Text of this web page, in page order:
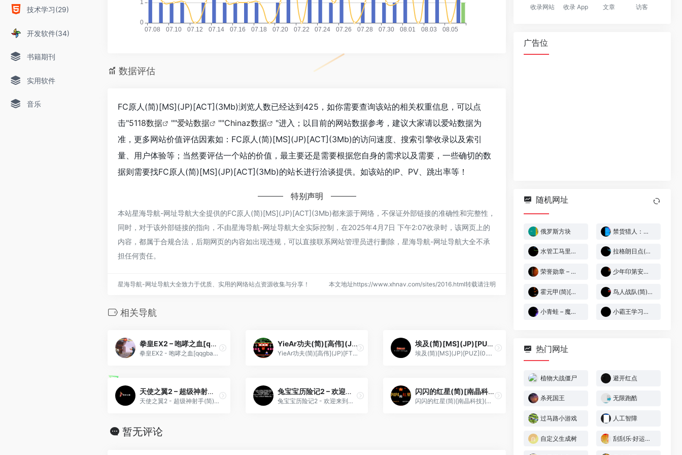
技术学习(29)
开发软件(34)
书籍期刊
实用软件
音乐
数据评估
FC原人(简)[MS](JP)[ACT](3Mb)浏览人数已经达到425，如你需要查询该站的相关权重信息，可以点
击"5118数据 ""爱站数据 ""Chinaz数据
"进入；以目前的网站数据参考，建议大家请以爱站数据为
准，更多网站价值评估因素如：FC原人(简)[MS](JP)[ACT](3Mb)的访问速度、搜索引擎收录以及索引
量、用户体验等；当然要评估一个站的价值，最主要还是需要根据您自身的需求以及需要，一些确切的数
据则需要找FC原人(简)[MS](JP)[ACT](3Mb)的站长进行洽谈提供。如该站的IP、PV、跳出率等！
特别声明
本站星海导航-网址导航大全提供的FC原人(简)[MS](JP)[ACT](3Mb)都来源于网络，不保证外部链接的准确性和完整性，
同时，对于该外部链接的指向，不由星海导航-网址导航大全实际控制，在2025年4月7日 下午2:07收录时，该网页上的
内容，都属于合规合法，后期网页的内容如出现违规，可以直接联系网站管理员进行删除，星海导航-网址导航大全不承
担任何责任。
星海导航-网址导航大全致力于优质、实用的网络站点资源收集与分享！ 本文地址https://www.xhnav.com/sites/2016.html转载请注明
相关导航
拳皇EX2 – 咆哮之血[qqgba](简)(JP)(63.29Mb)
拳皇EX2 - 咆哮之血[qqgba](简)(JP)(63.29Mb)
YieAr功夫(简)[高伟](JP)[FTG](0.18Mb)
YieAr功夫(简)[高伟](JP)[FTG](0.18Mb)
埃及(简)[MS](JP)[PUZ](0.5Mb)
埃及(简)[MS](JP)[PUZ](0.5Mb)
天使之翼2 – 超级神射手(简)[MS](JP)[SPG](6Mb)
天使之翼2 - 超级神射手(简)[MS](JP)[SPG](6Mb)
兔宝宝历险记2 – 欢迎来到蒙特那乐园(简)[烈火暴龙](JP)[ACT](2Mb)
兔宝宝历险记2 - 欢迎来到蒙特那乐园(简)[烈火暴龙](JP)[ACT](2Mb)
闪闪的红星(简)[南晶科技](CN)[RPG](4Mb)
闪闪的红星(简)[南晶科技](CN)[RPG](4Mb)
暂无评论
收录网站 收录 App 文章 访客
广告位
随机网址
俄罗斯方块 禁货猎人：时空的冒险者[TGB](测试)[简](JP)(128Mb)
水管工马里奥(v2)(简)[MS](JUE)[ACT](0.18Mb) 拉格朗日点(v1.1)(简)[未名+汉化你妹](JP)[RPG](8Mb)
荣誉勋章 – 渗透者[盗版&Kunlunshen](简)(UE)(128Mb)(去拖慢版) 少年印第安纳琼斯大冒险(v1.1)(简)[溪流满月+KasuraJ](US)[ACT](3Mb)
霍元甲(简)[南晶科技](CN)[RPG](4Mb) 鸟人战队(简)[高伟](JP)[ACT](2Mb)
小青蛙 – 魔法国的大冒险[Aic](简)(JP)(64.71Mb) 小霸王学习卡5合1(简)[小霸王](CN)[ETC](4Mb)
热门网址
植物大战僵尸 避开红点
杀死国王 无限跑酷
过马路小游戏 人工智障
自定义生成树 刮刮乐·好运十倍